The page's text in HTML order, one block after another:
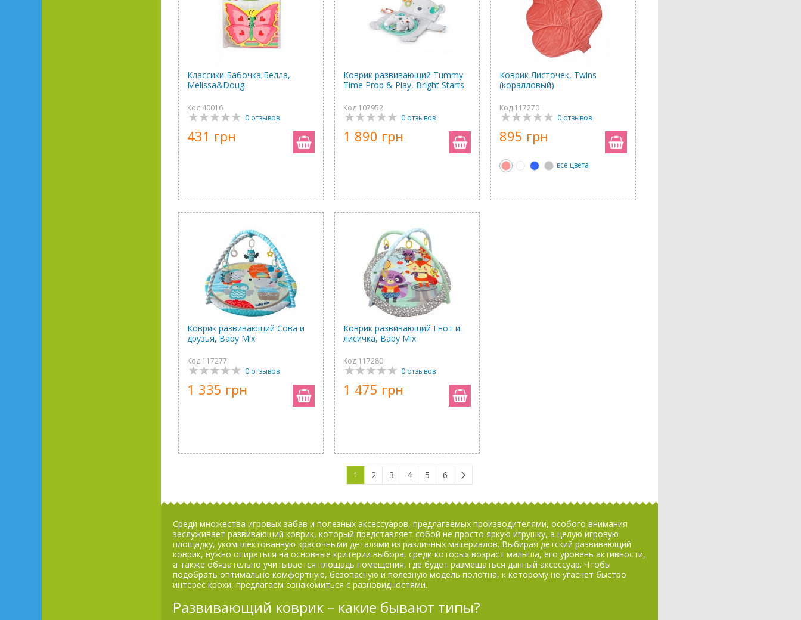
Классики Бабочка Белла,
Melissa&Doug
Код 40016
0 отзывов
431 грн
Коврик развивающий Tummy
Time Prop & Play, Bright Starts
Код 107952
0 отзывов
1 890 грн
Коврик Листочек, Twins
(коралловый)
Код 117270
0 отзывов
895 грн
все цвета
Коврик развивающий Сова и
друзья, Baby Mix
Код 117277
0 отзывов
1 335 грн
Коврик развивающий Енот и
лисичка, Baby Mix
Код 117280
0 отзывов
1 475 грн
1 2 3 4 5 6
Среди множества игровых забав и полезных аксессуаров, предлагаемых производителями, особого внимания
заслуживает развивающий коврик, который представляет собой не просто яркую игрушку, а целую игровую
площадку, укомплектованную красочными деталями из различных материалов. Выбирая детский развивающий
коврик, нужно опираться на основные критерии выбора, среди которых возраст малыша, его уровень активности,
а также обязательно учитывается площадь помещения, где будет размещаться данный аксессуар. Чтобы
подобрать оптимально комфортную, безопасную и полезную модель полотна, к которому не угаснет быстро
интерес крохи, предлагаем ознакомиться с разновидностями.
Развивающий коврик – какие бывают типы?